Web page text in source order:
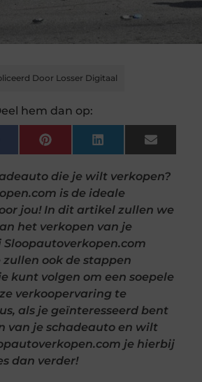
Door Losser Digitaal
hem dan op:
Pinterest LinkedIn Email
die je wilt verkopen?
is de ideale
jou! In dit artikel zullen we
het verkopen van je
zullen ook de stappen
kunt volgen om een soepele
verkoopervaring te
als je geïnteresseerd bent
van je schadeauto en wilt
je hierbij
dan verder!